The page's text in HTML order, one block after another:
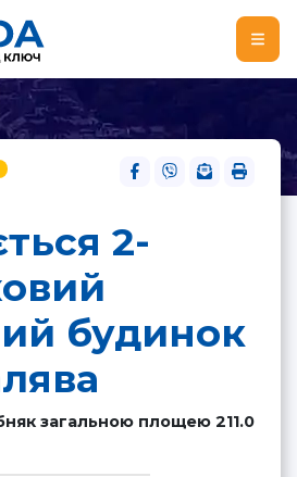
2-
будинок
загальною площею 211.0